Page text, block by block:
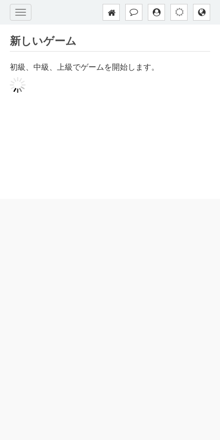
新しいゲーム
初級、中級、上級でゲームを開始します。